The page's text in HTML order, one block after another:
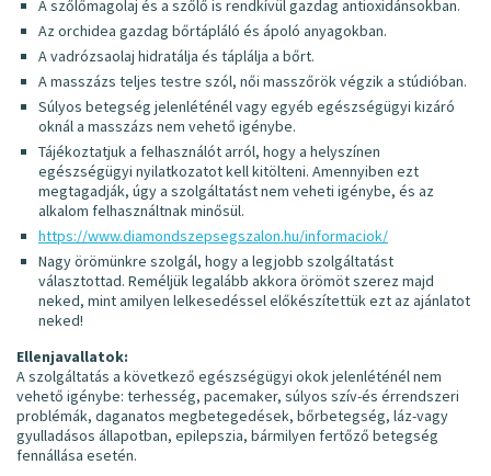
A szőlőmagolaj és a szőlő is rendkívül gazdag antioxidánsokban.
Az orchidea gazdag bőrtápláló és ápoló anyagokban.
A vadrózsaolaj hidratálja és táplálja a bőrt.
A masszázs teljes testre szól, női masszőrök végzik a stúdióban.
Súlyos betegség jelenléténél vagy egyéb egészségügyi kizáró
oknál a masszázs nem vehető igénybe.
Tájékoztatjuk a felhasználót arról, hogy a helyszínen
egészségügyi nyilatkozatot kell kitölteni. Amennyiben ezt
megtagadják, úgy a szolgáltatást nem veheti igénybe, és az
alkalom felhasználtnak minősül.
https://www.diamondszepsegszalon.hu/informaciok/
Nagy örömünkre szolgál, hogy a legjobb szolgáltatást
választottad. Reméljük legalább akkora örömöt szerez majd
neked, mint amilyen lelkesedéssel előkészítettük ezt az ajánlatot
neked!
Ellenjavallatok:
A szolgáltatás a következő egészségügyi okok jelenléténél nem
vehető igénybe: terhesség, pacemaker, súlyos szív-és érrendszeri
problémák, daganatos megbetegedések, bőrbetegség, láz-vagy
gyulladásos állapotban, epilepszia, bármilyen fertőző betegség
fennállása esetén.